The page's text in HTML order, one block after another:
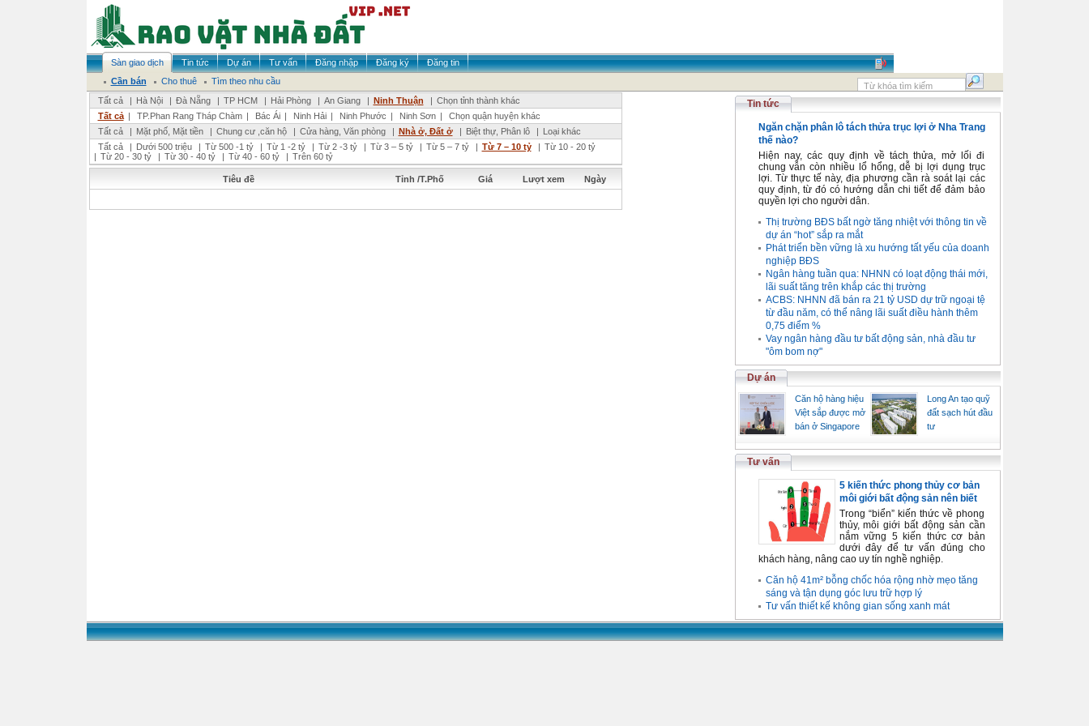
Sàn giao dịch Tin tức Dự án Tư vấn Đăng nhập Đăng ký
Đăng tin
Cần bán
Cho thuê
Tìm theo nhu cầu
Tất cả
| Hà Nội | Đà Nẵng | TP HCM | Hải Phòng | An Giang | Ninh Thuận | Chọn tỉnh thành khác
Tất cả | TP.Phan Rang Tháp Chàm | Bác Ái | Ninh Hải | Ninh Phước | Ninh Sơn |
Chọn quận huyện khác
Tất cả
| Mặt phố, Mặt tiền | Chung cư ,căn hộ | Cửa hàng, Văn phòng | Nhà ở, Đất ở | Biệt thự, Phân lô | Loại khác
Tất cả
| Dưới 500 triệu | Từ 500 -1 tỷ | Từ 1 -2 tỷ | Từ 2 -3 tỷ | Từ 3 – 5 tỷ | Từ 5 – 7 tỷ | Từ 7 – 10 tỷ | Từ 10 - 20 tỷ
| Từ 20 - 30 tỷ | Từ 30 - 40 tỷ | Từ 40 - 60 tỷ | Trên 60 tỷ
Tiêu đề Tỉnh /T.Phố Giá Lượt xem Ngày
Tin tức
Ngăn chặn phân lô tách thửa trục lợi ở Nha Trang
thế nào?
Hiện nay, các quy định về tách thửa, mở lối đi
chung vẫn còn nhiều lổ hổng, dễ bị lợi dụng trục
lợi. Từ thực tế này, địa phương cần rà soát lại các
quy định, từ đó có hướng dẫn chi tiết để đảm bảo
quyền lợi cho người dân.
Thị trường BĐS bất ngờ tăng nhiệt với thông tin về
dự án “hot” sắp ra mắt
Phát triển bền vững là xu hướng tất yếu của doanh
nghiệp BĐS
Ngân hàng tuần qua: NHNN có loạt động thái mới,
lãi suất tăng trên khắp các thị trường
ACBS: NHNN đã bán ra 21 tỷ USD dự trữ ngoại tệ
từ đầu năm, có thể nâng lãi suất điều hành thêm
0,75 điểm %
Vay ngân hàng đầu tư bất động sản, nhà đầu tư
"ôm bom nợ"
Dự án
Căn hộ hàng hiệu
Việt sắp được mở
bán ở Singapore
Long An tạo quỹ
đất sạch hút đầu
tư
Tư vấn
5 kiến thức phong thủy cơ bản
môi giới bất động sản nên biết
Trong “biển” kiến thức về phong
thủy, môi giới bất động sản cần
nắm vững 5 kiến thức cơ bản
dưới đây để tư vấn đúng cho
khách hàng, nâng cao uy tín nghề nghiệp.
Căn hộ 41m² bỗng chốc hóa rộng nhờ mẹo tăng
sáng và tận dụng góc lưu trữ hợp lý
Tư vấn thiết kế không gian sống xanh mát